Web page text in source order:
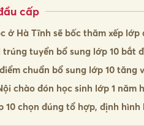
cấp
ở Hà Tĩnh sẽ bốc thăm xếp lớp
trúng tuyển bổ sung lớp 10 bắt
chuẩn bổ sung lớp 10 tăng
chào đón học sinh lớp 1 năm
10 chọn đúng tổ hợp, định